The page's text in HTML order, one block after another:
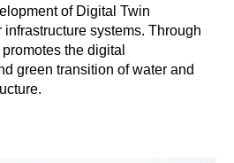
of Digital Twin
systems. Through
the digital
green transition of water and